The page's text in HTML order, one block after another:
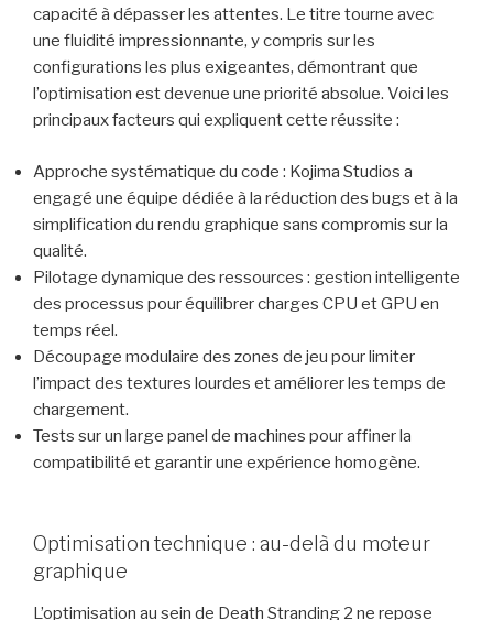
capacité à dépasser les attentes. Le titre tourne avec
une fluidité impressionnante, y compris sur les
configurations les plus exigeantes, démontrant que
l’optimisation est devenue une priorité absolue. Voici les
principaux facteurs qui expliquent cette réussite :
Approche systématique du code : Kojima Studios a
engagé une équipe dédiée à la réduction des bugs et à la
simplification du rendu graphique sans compromis sur la
qualité.
Pilotage dynamique des ressources : gestion intelligente
des processus pour équilibrer charges CPU et GPU en
temps réel.
Découpage modulaire des zones de jeu pour limiter
l’impact des textures lourdes et améliorer les temps de
chargement.
Tests sur un large panel de machines pour affiner la
compatibilité et garantir une expérience homogène.
Optimisation technique : au-delà du moteur
graphique
L’optimisation au sein de Death Stranding 2 ne repose